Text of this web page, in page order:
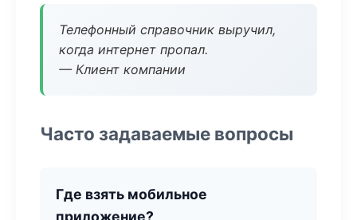
Телефонный справочник выручил,
когда интернет пропал.
— Клиент компании
Часто задаваемые вопросы
Где взять мобильное
приложение?